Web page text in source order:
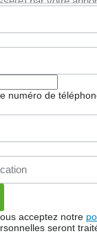
numéro de
acceptez notre
seront